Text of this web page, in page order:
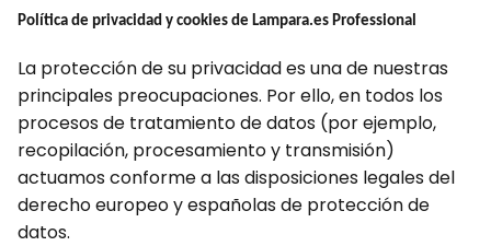
Política de privacidad y cookies de Lampara.es Professional
La protección de su privacidad es una de nuestras
principales preocupaciones. Por ello, en todos los
procesos de tratamiento de datos (por ejemplo,
recopilación, procesamiento y transmisión)
actuamos conforme a las disposiciones legales del
derecho europeo y españolas de protección de
datos.